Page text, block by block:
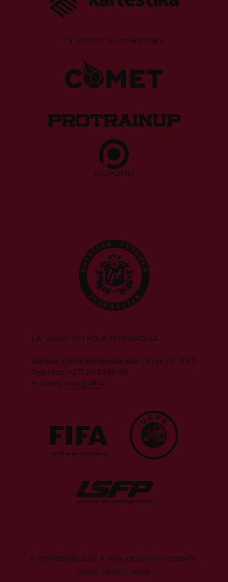
Ar lepnumu izmantojam
LATVIJAS FUTBOLA FEDERĀCIJA
Adrese: Emiļa Melngaiļa iela 1, Rīga, LV-1010
Telefons: +371 28 5598 98
E-pasts: info@lff.lv
AUTORTIESĪBAS 2026 © ATSAUCE UZ LFF.LV OBLIGĀTA.
LAPAS IZSTRĀDE AURIS